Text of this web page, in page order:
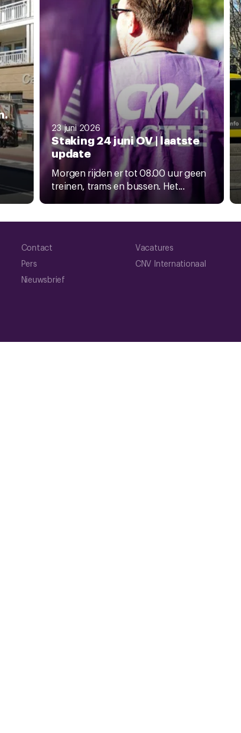
23 juni 2026
Staking 24 juni OV | laatste
update
Morgen rijden er tot 08.00 uur geen
treinen, trams en bussen. Het...
Contact
Pers
Nieuwsbrief
Vacatures
CNV Internationaal